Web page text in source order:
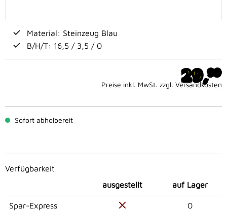
Material: Steinzeug Blau
B/H/T: 16,5 / 3,5 / 0
29,99
Preise inkl. MwSt. zzgl. Versandkosten
Sofort abholbereit
Verfügbarkeit
ausgestellt
auf Lager
Spar-Express 0